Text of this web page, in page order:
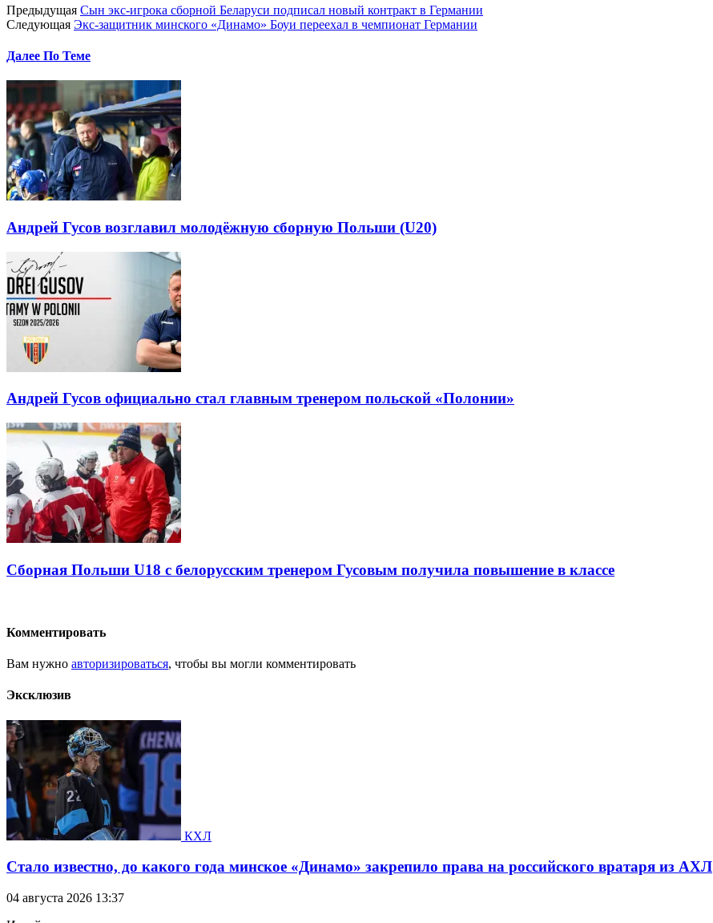
Предыдущая Сын экс-игрока сборной Беларуси подписал новый контракт в Германии
Следующая Экс-защитник минского «Динамо» Боуи переехал в чемпионат Германии
Далее По Теме
Андрей Гусов возглавил молодёжную сборную Польши (U20)
Андрей Гусов официально стал главным тренером польской «Полонии»
Сборная Польши U18 с белорусским тренером Гусовым получила повышение в классе
Комментировать
Вам нужно авторизироваться, чтобы вы могли комментировать
Эксклюзив
КХЛ
Стало известно, до какого года минское «Динамо» закрепило права на российского вратаря из АХЛ
04 августа 2026 13:37